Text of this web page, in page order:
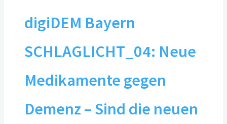
digiDEM Bayern
SCHLAGLICHT_04: Neue
Medikamente gegen
Demenz – Sind die neuen